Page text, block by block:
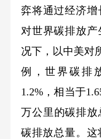
弈将通过经济
对世界碳排放
况下，以中美对
例，世界碳排
1.2%，相当于
万公里的碳排放
碳排放总量。这